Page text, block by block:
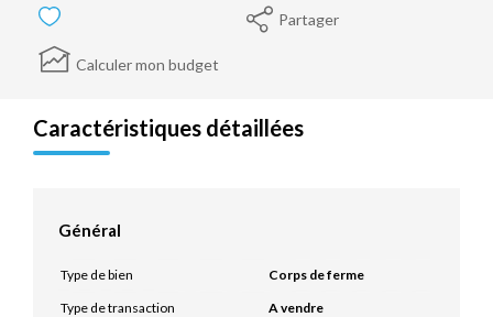
Partager
Calculer mon budget
Caractéristiques détaillées
Général
Type de bien
Corps de ferme
Type de transaction
A vendre